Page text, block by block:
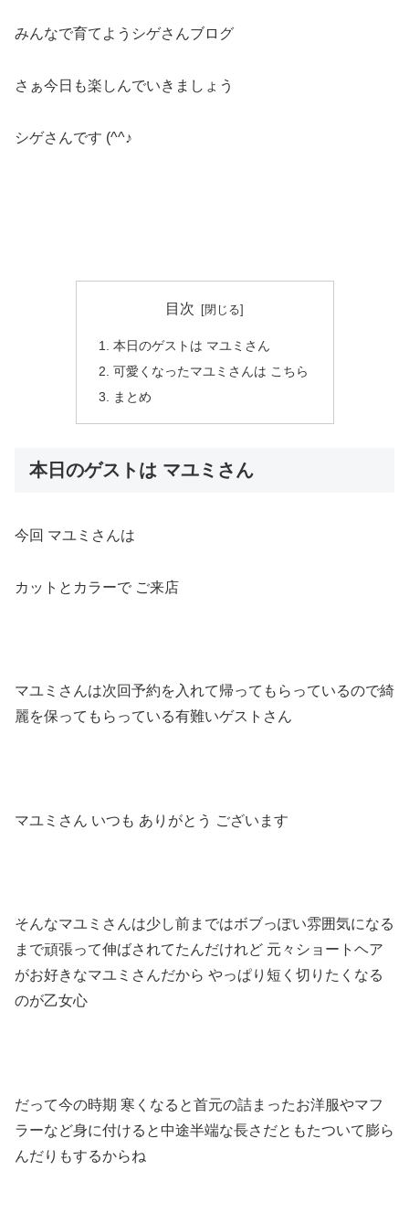
みんなで育てようシゲさんブログ
さぁ今日も楽しんでいきましょう
シゲさんです (^^♪
目次
本日のゲストは マユミさん
可愛くなったマユミさんは こちら
まとめ
本日のゲストは マユミさん
今回 マユミさんは
カットとカラーで ご来店
マユミさんは次回予約を入れて帰ってもらっているので綺
麗を保ってもらっている有難いゲストさん
マユミさん いつも ありがとう ございます
そんなマユミさんは少し前まではボブっぽい雰囲気になる
まで頑張って伸ばされてたんだけれど 元々ショートヘア
がお好きなマユミさんだから やっぱり短く切りたくなる
のが乙女心
だって今の時期 寒くなると首元の詰まったお洋服やマフ
ラーなど身に付けると中途半端な長さだともたついて膨ら
んだりもするからね